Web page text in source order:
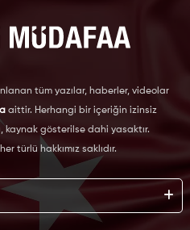
tüm yazılar, haberler, videolar
aittir. Herhangi bir içeriğin izinsiz
kaynak gösterilse dahi yasaktır.
türlü hakkımız saklıdır.